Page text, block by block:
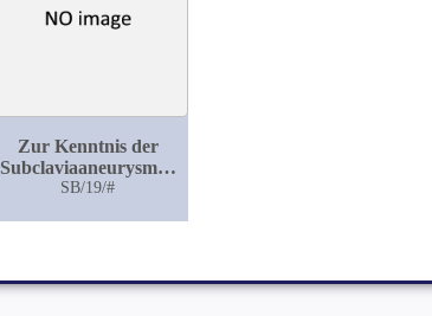
Zur Kenntnis der
Subclaviaaneurysmen
mit
SB/19/#